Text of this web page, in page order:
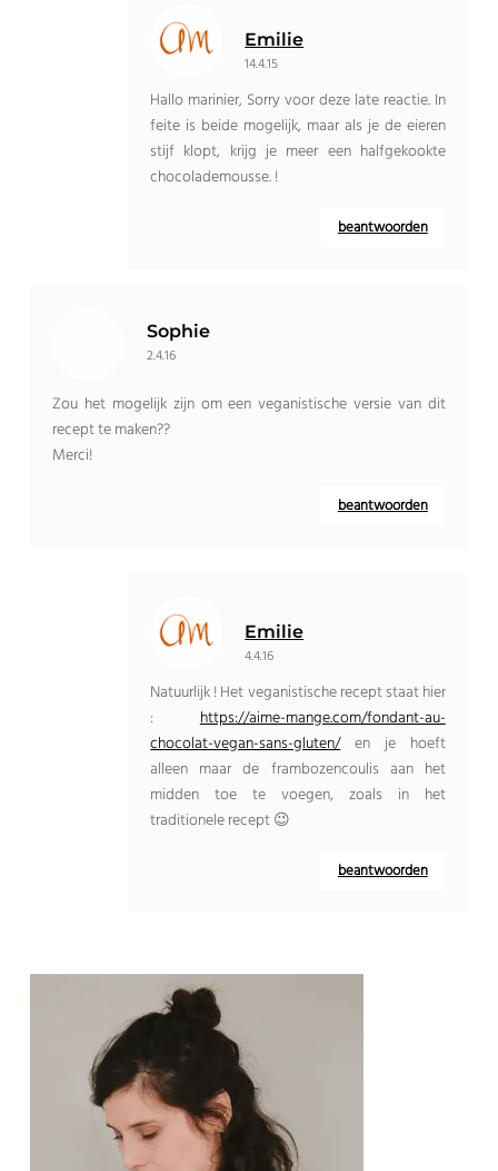
Emilie
14.4.15
Hallo marinier, Sorry voor deze late reactie. In
feite is beide mogelijk, maar als je de eieren
stijf klopt, krijg je meer een halfgekookte
chocolademousse. !
beantwoorden
Sophie
2.4.16
Zou het mogelijk zijn om een ​​veganistische versie van dit
recept te maken??
Merci!
beantwoorden
Emilie
4.4.16
Natuurlijk ! Het veganistische recept staat hier
:https://aime-mange.com/fondant-au-
chocolat-vegan-sans-gluten/en je hoeft
alleen maar de frambozencoulis aan het
midden toe te voegen, zoals in het
traditionele recept 😉
beantwoorden